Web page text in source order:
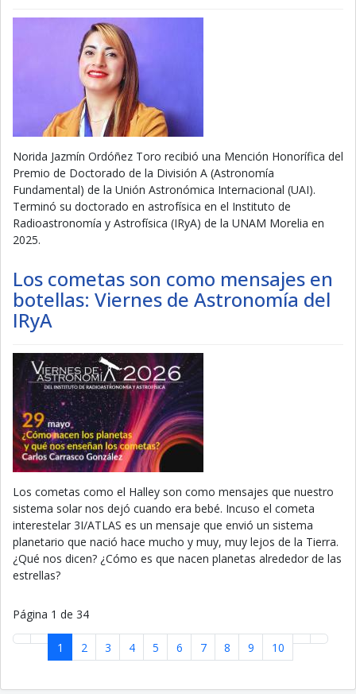
Norida Jazmín Ordóñez Toro recibió una Mención Honorífica del
Premio de Doctorado de la División A (Astronomía
Fundamental) de la Unión Astronómica Internacional (UAI).
Terminó su doctorado en astrofísica en el Instituto de
Radioastronomía y Astrofísica (IRyA) de la UNAM Morelia en
2025.
Los cometas son como mensajes en
botellas: Viernes de Astronomía del
IRyA
Los cometas como el Halley son como mensajes que nuestro
sistema solar nos dejó cuando era bebé. Incuso el cometa
interestelar 3I/ATLAS es un mensaje que envió un sistema
planetario que nació hace mucho y muy, muy lejos de la Tierra.
¿Qué nos dicen? ¿Cómo es que nacen planetas alrededor de las
estrellas?
Página 1 de 34
1 2 3 4 5 6 7 8 9 10